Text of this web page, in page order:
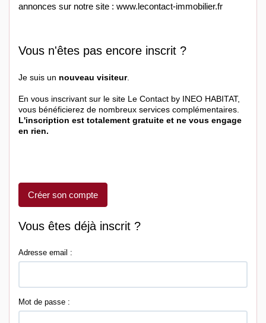
annonces sur notre site : www.lecontact-immobilier.fr
Vous n'êtes pas encore inscrit ?
Je suis un nouveau visiteur.
En vous inscrivant sur le site Le Contact by INEO HABITAT,
vous bénéficierez de nombreux services complémentaires.
L'inscription est totalement gratuite et ne vous engage
en rien.
Créer son compte
Vous êtes déjà inscrit ?
Adresse email :
Mot de passe :